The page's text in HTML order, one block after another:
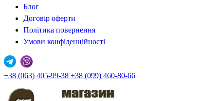
Блог
Договір оферти
Політика повернення
Умови конфіденційності
+38 (063) 405-99-38 +38 (099) 460-80-66